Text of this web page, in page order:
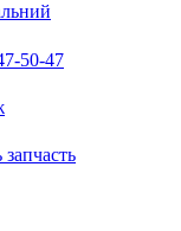
50-47